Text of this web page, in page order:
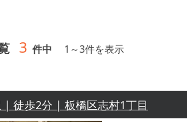
3 件中 1 ～3件を表示
| 徒歩2分 | 板橋区志村1丁目